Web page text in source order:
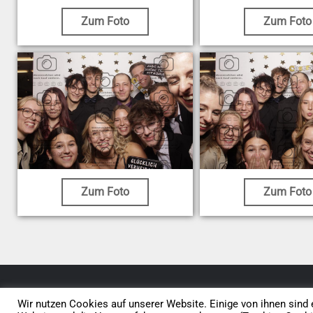
Zum Foto Zum Foto
Zum Foto Zum Foto
© 2026 • Elephants 5
Wir nutzen Cookies auf unserer Website. Einige von ihnen